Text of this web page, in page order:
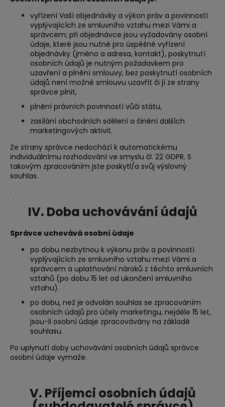
vyřízení Vaší objednávky a výkon práv a povinností
vyplývajících ze smluvního vztahu mezi Vámi a
správcem; při objednávce jsou vyžadovány osobní
údaje, které jsou nutné pro úspěšné vyřízení
objednávky (jméno a adresa, kontakt), poskytnutí
osobních údajů je nutným požadavkem pro
uzavření a plnění smlouvy, bez poskytnutí osobních
údajů není možné smlouvu uzavřít či jí ze strany
správce plnit,
plnění právních povinností vůči státu,
zasílání obchodních sdělení a činění dalších
marketingových aktivit.
Ze strany správce nedochází k automatickému
individuálnímu rozhodování ve smyslu čl. 22 GDPR. S
takovým zpracováním jste poskytl/a svůj výslovný
souhlas.
.
IV. Doba uchovávání údajů
Správce uchovává osobní údaje
po dobu nezbytnou k výkonu práv a povinností
vyplývajících ze smluvního vztahu mezi Vámi a
správcem a uplatňování nároků z těchto smluvních
vztahů (po dobu 15 let od ukončení smluvního
vztahu).
po dobu, než je odvolán souhlas se zpracováním
osobních údajů pro účely marketingu, nejdéle 15 let,
jsou-li osobní údaje zpracovávány na základě
souhlasu.
Po uplynutí doby uchovávání osobních údajů správce
osobní údaje vymaže.
V. Příjemci osobních údajů